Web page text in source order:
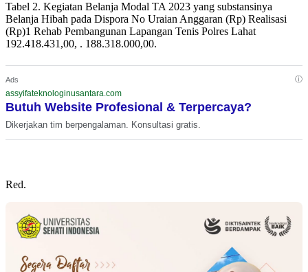
Tabel 2. Kegiatan Belanja Modal TA 2023 yang substansinya
Belanja Hibah pada Dispora No Uraian Anggaran (Rp) Realisasi
(Rp)1 Rehab Pembangunan Lapangan Tenis Polres Lahat
192.418.431,00, . 188.318.000,00.
Ads ⓘ
assyifateknologinusantara.com
Butuh Website Profesional & Terpercaya?
Dikerjakan tim berpengalaman. Konsultasi gratis.
Red.